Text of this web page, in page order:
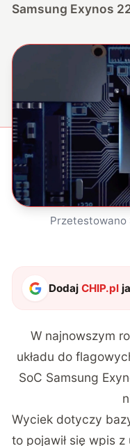
Samsung Exynos
Przetestowano
DodajCHIP.pl
W najnowszym
układu do
SoC Samsung
Wyciek dotyczy
to pojawił się wpis z